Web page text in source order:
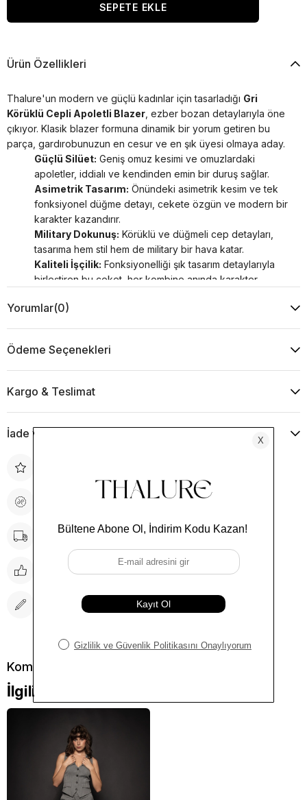
Ürün Özellikleri
Thalure'un modern ve güçlü kadınlar için tasarladığı Gri
Körüklü Cepli Apoletli Blazer , ezber bozan detaylarıyla öne
çıkıyor. Klasik blazer formuna dinamik bir yorum getiren bu
parça, gardırobunuzun en cesur ve en şık üyesi olmaya aday.
Güçlü Silüet: Geniş omuz kesimi ve omuzlardaki
apoletler, iddialı ve kendinden emin bir duruş sağlar.
Asimetrik Tasarım: Önündeki asimetrik kesim ve tek
fonksiyonel düğme detayı, cekete özgün ve modern bir
karakter kazandırır.
Military Dokunuş: Körüklü ve düğmeli cep detayları,
tasarıma hem stil hem de military bir hava katar.
Kaliteli İşçilik: Fonksiyonelliği şık tasarım detaylarıyla
birleştiren bu ceket, her kombine anında karakter
Manken Ölçüleri
Ürün renkleri, ışık ve ekran farklılıkları nedeniyle değişiklik
gösterebilir.
TLR7670
Yorumlar(0)
Ödeme Seçenekleri
Kargo & Teslimat
İade ve Değişim
Fiyat Düşünce Haber Ver
Kargo Bedava
Tavsiye Et
Yorum Yaz
İlgili Kombinler